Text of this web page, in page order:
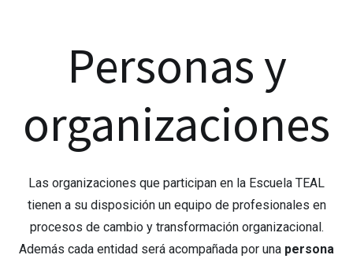
Personas y
organizaciones
Las organizaciones que participan en la Escuela TEAL
tienen a su disposición un equipo de profesionales en
procesos de cambio y transformación organizacional.
Además cada entidad será acompañada por una persona